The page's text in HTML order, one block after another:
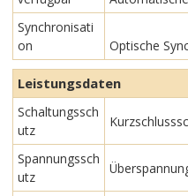
Synchronisati
on
Optische
Leistungsdaten
Schaltungssch
utz
Spannungssch
utz